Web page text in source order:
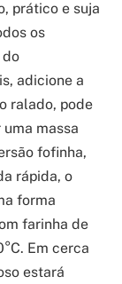
prático e suja
os
do
adicione a
ralado, pode
massa
fofinha,
rápida, o
forma
farinha de
Em cerca
estará